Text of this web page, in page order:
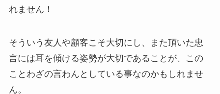
れません！
そういう友人や顧客こそ大切にし、また頂いた忠
言には耳を傾ける姿勢が大切であることが、この
ことわざの言わんとしている事なのかもしれませ
ん。